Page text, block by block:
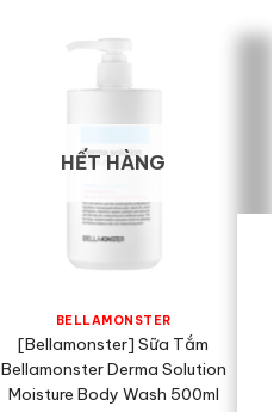
HẾT HÀNG
BELLAMONSTER
[Bellamonster] Sữa Tắm
Bellamonster Derma Solution
Moisture Body Wash 500ml